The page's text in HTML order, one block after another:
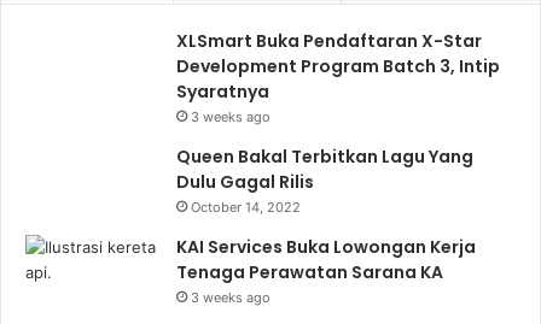
XLSmart Buka Pendaftaran X-Star
Development Program Batch 3, Intip
Syaratnya
3 weeks ago
Queen Bakal Terbitkan Lagu Yang
Dulu Gagal Rilis
October 14, 2022
KAI Services Buka Lowongan Kerja
Tenaga Perawatan Sarana KA
3 weeks ago